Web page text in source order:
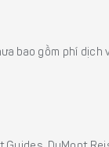
bao gồm phí dịch